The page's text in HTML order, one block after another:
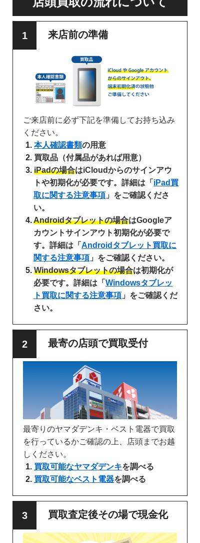
来店前の準備
ご来店前に必ず下記を準備してお持ち込み
ください。
本人確認書類の用意
買取品（付属品があれば用意）
iPadの場合はiCloudからのサインアウ
トや初期化が必要です。詳細は「 iPad買
取に関する注意事項 」をご確認くださ
い。
Androidタブレットの場合はGoogleア
カウントサインアウト初期化が必要で
す。詳細は「 Androidタブレット買取に
関する注意事項 」をご確認ください。
Windowsタブレットの場合は初期化が
必要です。詳細は「 Windowsタブレッ
ト買取に関する注意事項 」をご確認くだ
さい。
最寄の店頭で買取受付
最寄りのヤマダデンキ・ベスト電器で買取
を行っているかご確認の上、店頭までお越
しください。
買取可能なヤマダデンキを調べる
買取可能なベスト電器を調べる
買取査定後その場で現金化